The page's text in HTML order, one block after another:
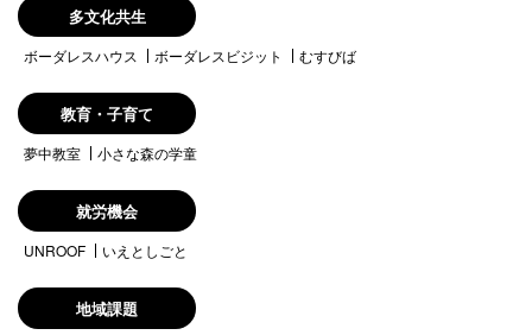
多文化共生
ボーダレスハウス ボーダレスビジット むすびば
教育・子育て
夢中教室 小さな森の学童
就労機会
UNROOF いえとしごと
地域課題